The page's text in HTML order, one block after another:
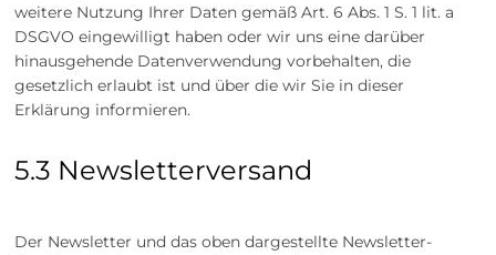
weitere Nutzung Ihrer Daten gemäß Art. 6 Abs. 1 S. 1 lit. a
DSGVO eingewilligt haben oder wir uns eine darüber
hinausgehende Datenverwendung vorbehalten, die
gesetzlich erlaubt ist und über die wir Sie in dieser
Erklärung informieren.
5.3 Newsletterversand
Der Newsletter und das oben dargestellte Newsletter-